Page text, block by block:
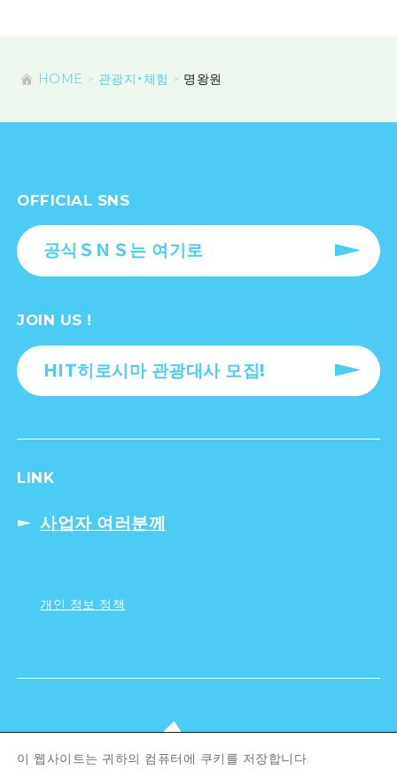
HOME 관광지・체험 명왕원
OFFICIAL SNS
공식ＳＮＳ는 여기로
JOIN US !
HIT히로시마 관광대사 모집!
LINK
사업자 여러분께
개인 정보 정책
이 웹사이트는 귀하의 컴퓨터에 쿠키를 저장합니다.